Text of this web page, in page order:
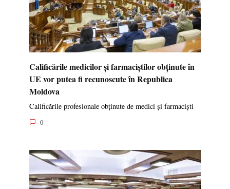
Calificările medicilor și farmaciștilor obținute în
UE vor putea fi recunoscute în Republica
Moldova
Calificările profesionale obținute de medici și farmaciști
0